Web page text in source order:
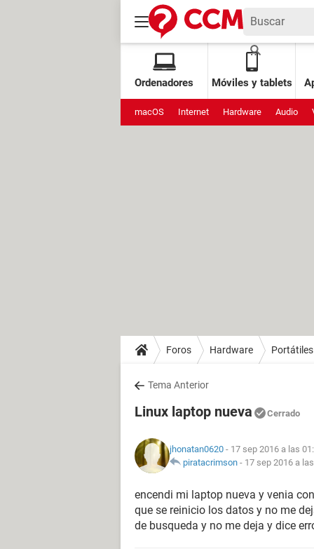
Ordenadores Móviles y tablets
macOS Internet Hardware Audio
Foros Hardware Portátiles
Tema Anterior
Linux laptop nueva Cerrado
jhonatan0620 - 17 sep 2016 a las
piratacrimson - 17 sep 2016 a
encendi mi laptop nueva y venia
que se reinicio los datos y no me
de busqueda y no me deja y dice